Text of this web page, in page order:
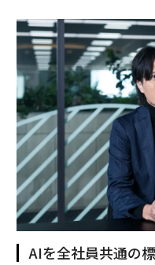
AIを全社員共通の